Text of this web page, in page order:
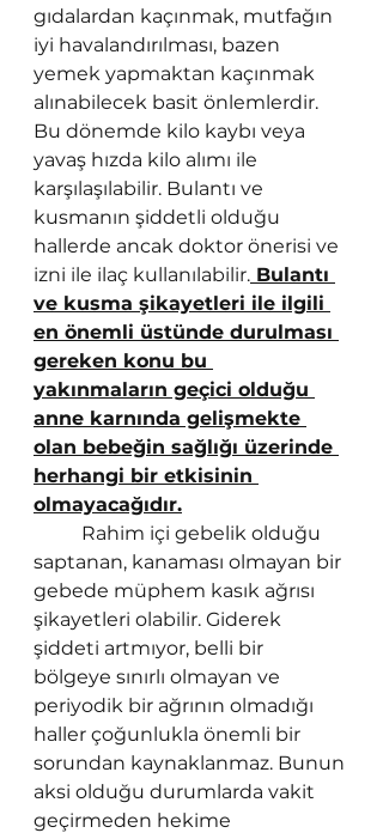
gıdalardan kaçınmak, mutfağın
iyi havalandırılması, bazen
yemek yapmaktan kaçınmak
alınabilecek basit önlemlerdir.
Bu dönemde kilo kaybı veya
yavaş hızda kilo alımı ile
karşılaşılabilir. Bulantı ve
kusmanın şiddetli olduğu
hallerde ancak doktor önerisi ve
izni ile ilaç kullanılabilir. Bulantı
ve kusma şikayetleri ile ilgili
en önemli üstünde durulması
gereken konu bu
yakınmaların geçici olduğu
anne karnında gelişmekte
olan bebeğin sağlığı üzerinde
herhangi bir etkisinin
olmayacağıdır.
Rahim içi gebelik olduğu
saptanan, kanaması olmayan bir
gebede müphem kasık ağrısı
şikayetleri olabilir. Giderek
şiddeti artmıyor, belli bir
bölgeye sınırlı olmayan ve
periyodik bir ağrının olmadığı
haller çoğunlukla önemli bir
sorundan kaynaklanmaz. Bunun
aksi olduğu durumlarda vakit
geçirmeden hekime